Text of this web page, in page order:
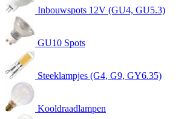
Inbouwspots 12V (GU4, GU5.3)
GU10 Spots
Steeklampjes (G4, G9, GY6.35)
Kooldraadlampen